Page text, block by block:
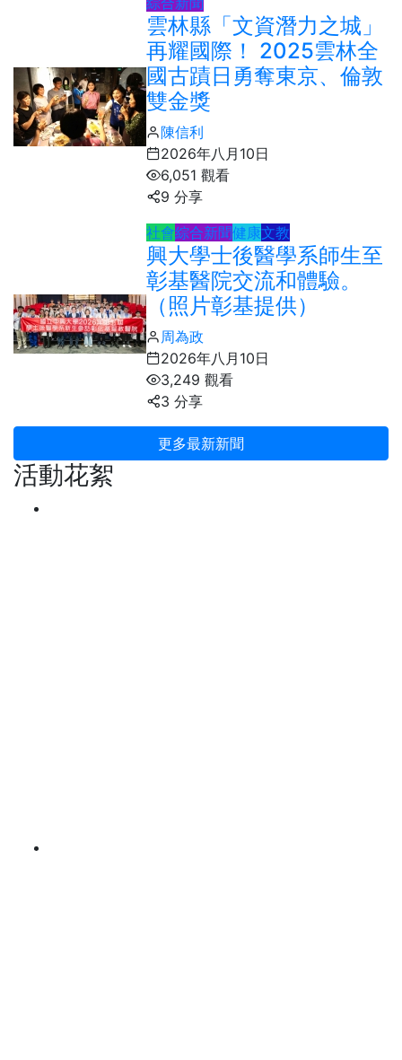
雲林縣「文資潛力之城」
再耀國際！ 2025雲林全
國古蹟日勇奪東京、倫敦
雙金獎
陳信利
2026年八月10日
6,051 觀看
9 分享
社會綜合新聞健康文教
興大學士後醫學系師生至
彰基醫院交流和體驗。
（照片彰基提供）
周為政
2026年八月10日
3,249 觀看
3 分享
更多最新新聞
活動花絮